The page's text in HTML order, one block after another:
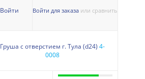
Войти Войти для заказа или сравнить
Груша с отверстием г. Тула (d24) 4-
0008